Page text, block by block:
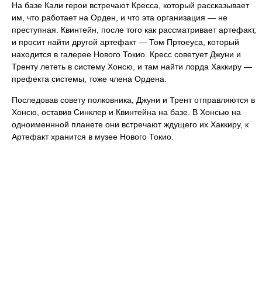
На базе Кали герои встречают Кресса, который рассказывает
им, что работает на Орден, и что эта организация — не
преступная. Квинтейн, после того как рассматривает артефакт,
и просит найти другой артефакт — Том Пртоеуса, который
находится в галерее Нового Токио. Кресс советует Джуни и
Тренту лететь в систему Хонсю, и там найти лорда Хаккиру —
префекта системы, тоже члена Ордена.
Последовав совету полковника, Джуни и Трент отправляются в
Хонсю, оставив Синклер и Квинтейна на базе. В Хонсью на
одноименнной планете они встречают ждущего их Хаккиру, к
Артефакт хранится в музее Нового Токио.